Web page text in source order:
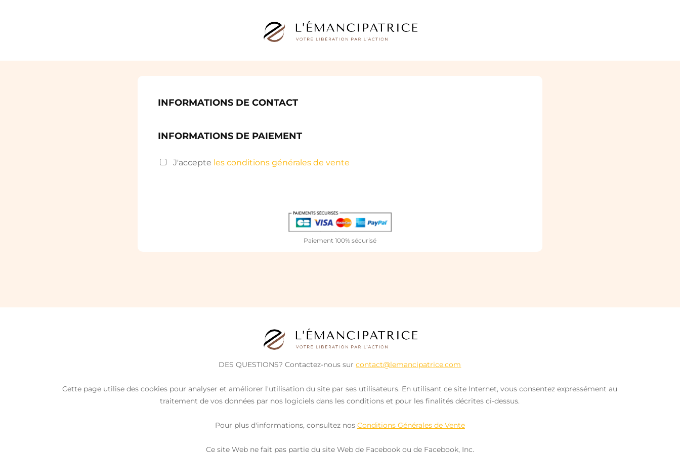
INFORMATIONS DE CONTACT
INFORMATIONS DE PAIEMENT
J'accepte les conditions générales de vente
Paiement 100% sécurisé
DES QUESTIONS? Contactez-nous surcontact@lemancipatrice.com
Cette page utilise des cookies pour analyser et améliorer l'utilisation du site par ses utilisateurs. En utilisant ce site Internet, vous consentez expressément au
traitement de vos données par nos logiciels dans les conditions et pour les finalités décrites ci-dessus.
Pour plus d'informations, consultez nos Conditions Générales de Vente
Ce site Web ne fait pas partie du site Web de Facebook ou de Facebook, Inc.